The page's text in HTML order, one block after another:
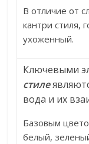
В отличие от
кантри стиля,
ухоженный.
Ключевыми
стиле
вода и их
Базовым
белый,